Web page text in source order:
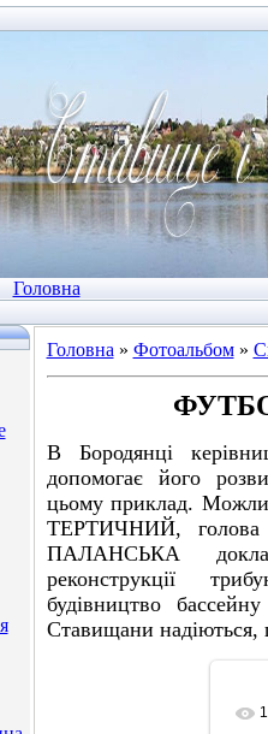
Головна
Головна » Фотоальбом»
В Бородянці
допомогає його
цьому приклад.
ТЕРТИЧНИЙ,
ПАЛАНСЬКА
реконструкції
будівництво
Ставищани надіються,